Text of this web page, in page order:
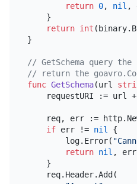
return 0, nil ,
    }
return int
}
// GetSchema query
// return the
func GetSchema(url
    requestURI := url +
req, err :=
if err != nil
{
        log.Error(
return nil ,
    }
    req.Header.Add(